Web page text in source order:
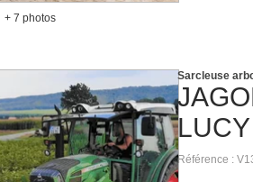
+ 7 photos
Sarcleuse
Référence